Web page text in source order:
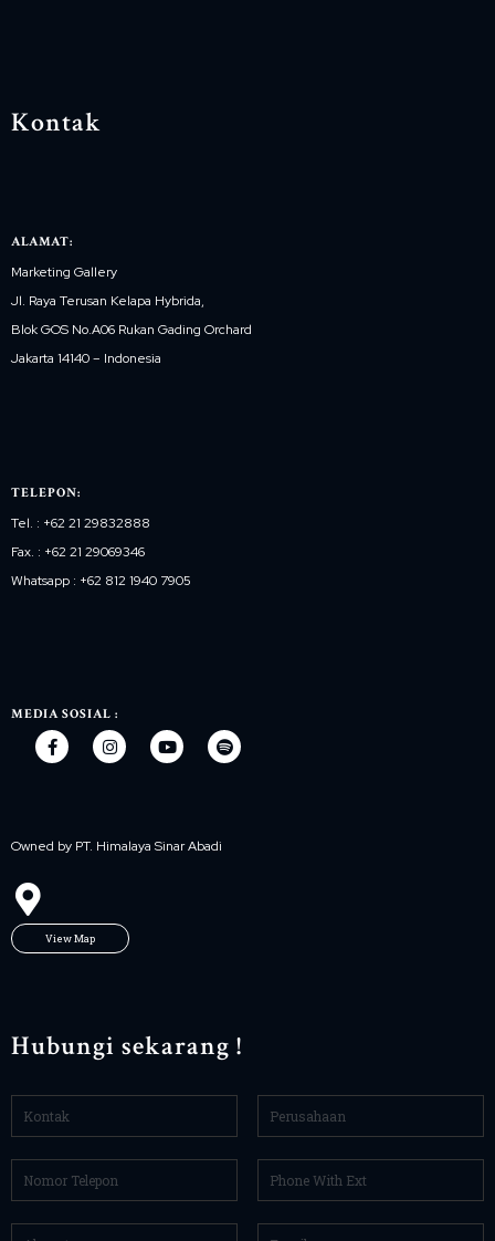
Kontak
ALAMAT:
Marketing Gallery
Jl. Raya Terusan Kelapa Hybrida,
Blok GOS No.A06 Rukan Gading Orchard
Jakarta 14140 – Indonesia
TELEPON:
Tel. : +62 21 29832888
Fax. : +62 21 29069346
Whatsapp : +62 812 1940 7905
MEDIA SOSIAL :
Owned by PT. Himalaya Sinar Abadi
View Map
Hubungi sekarang !